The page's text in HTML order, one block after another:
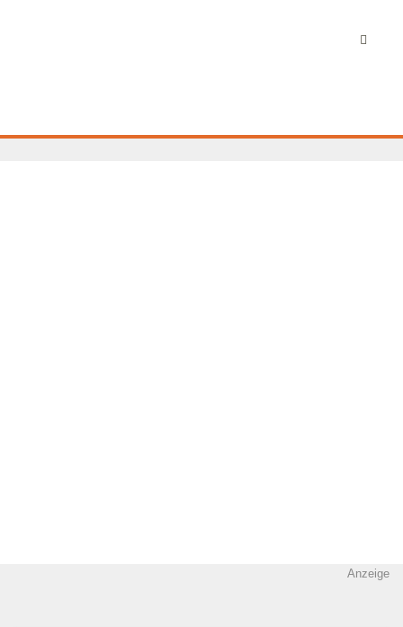
Anzeige